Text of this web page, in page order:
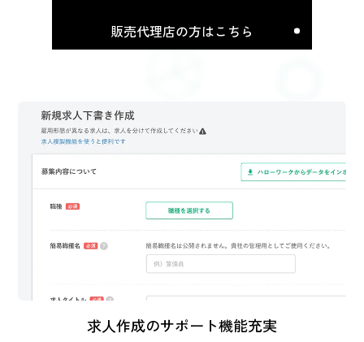
販売代理店の方はこちら
求人作成のサポート機能充実